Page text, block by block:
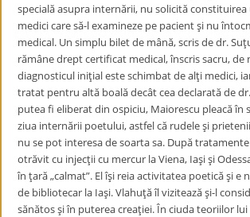
specială asupra internării, nu solicită
medici care să-l examineze pe pacient şi nu
medical. Un simplu bilet de mână, scris de dr.
rămâne drept certificat medical, înscris sacru, de
diagnosticul iniţial este schimbat de alţi medici,
tratat pentru altă boală decât cea declarată de
putea fi eliberat din ospiciu, Maiorescu pleacă în
ziua internării poetului, astfel că rudele şi
nu se pot interesa de soarta sa. După
otrăvit cu injecţii cu mercur la Viena, Iaşi şi
în ţară „calmat”. El îşi reia activitatea poetică şi e
de bibliotecar la Iaşi. Vlahuţă îl vizitează şi-l
sănătos şi în puterea creaţiei. În ciuda teoriilor